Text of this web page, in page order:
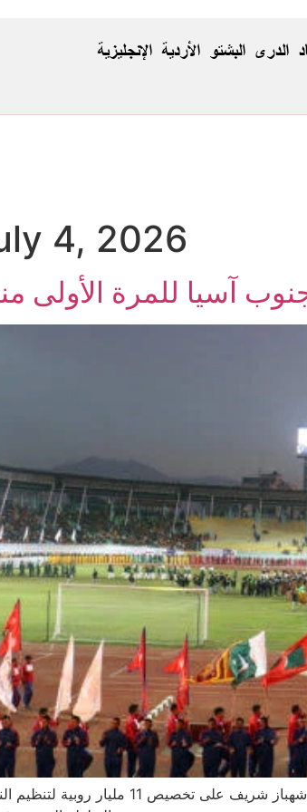
الإنجليزية الأردية البشتو الدری
4, 2026
للمرة الأولى منذ 22
تستعد باكستان لاستضافة دورة ألعاب جنوب آسيا للمرة الأولى منذ 22 عاماً، بعد